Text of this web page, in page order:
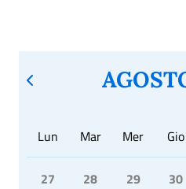
Lun Mar Mer Gio
27 28 29 30